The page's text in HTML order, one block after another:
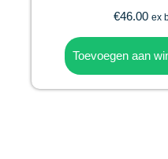
€46.00 ex
Toevoegen aan